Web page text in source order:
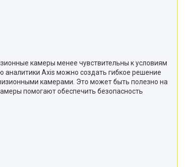
камеры менее чувствительны к условиям
аналитики Axis можно создать гибкое решение
камерами. Это может быть полезно на
помогают обеспечить безопасность